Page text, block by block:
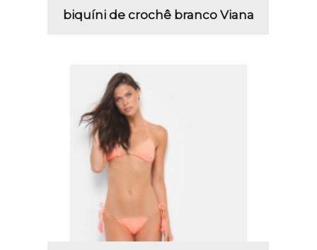
biquíni de crochê branco Viana